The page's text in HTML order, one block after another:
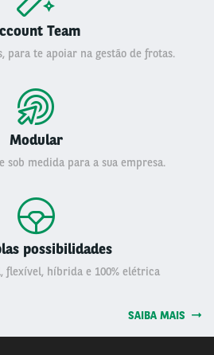
Team
para te apoiar na gestão de frotas.
Modular
sob medida para a sua empresa.
possibilidades
flexível, híbrida e 100% elétrica
SAIBA MAIS